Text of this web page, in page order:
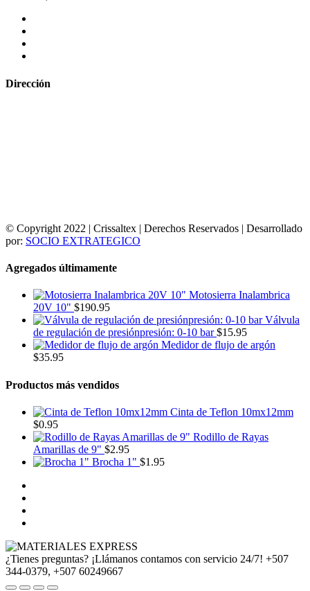
Dirección
© Copyright 2022 | Crissaltex | Derechos Reservados | Desarrollado
por: SOCIO EXTRATEGICO
Agregados últimamente
Motosierra Inalambrica
20V 10" $190.95
Válvula
de regulación de presiónpresión: 0-10 bar $15.95
Medidor de flujo de argón
$35.95
Productos más vendidos
Cinta de Teflon 10mx12mm
$0.95
Rodillo de Rayas
Amarillas de 9" $2.95
Brocha 1" $1.95
¿Tienes preguntas? ¡Llámanos contamos con servicio 24/7! +507
344-0379, +507 60249667